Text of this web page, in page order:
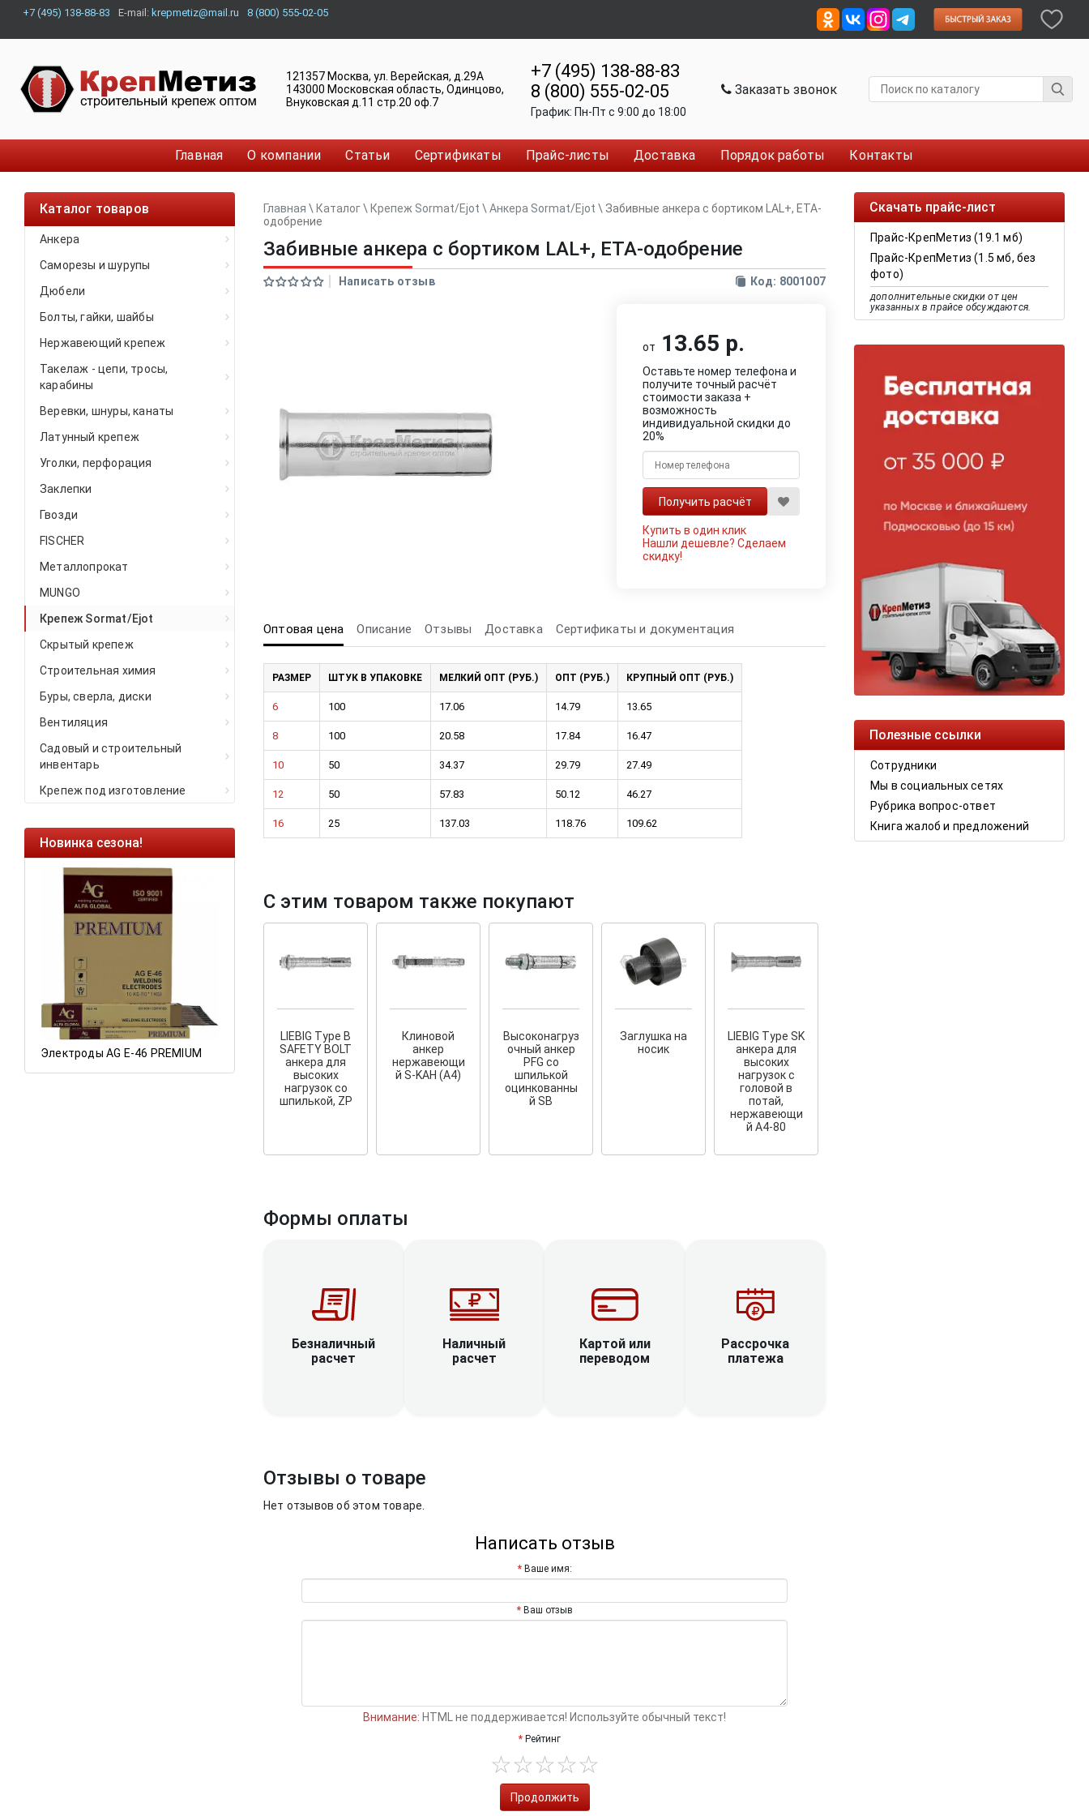
+7 (495) 138-88-83 E-mail: krepmetiz@mail.ru 8 (800) 555-02-05
121357 Москва, ул. Верейская, д.29А
143000 Московская область, Одинцово,
Внуковская д.11 стр.20 оф.7
+7 (495) 138-88-83
8 (800) 555-02-05
График: Пн-Пт c 9:00 до 18:00
Заказать звонок
Главная О компании Статьи Сертификаты Прайс-листы Доставка Порядок работы Контакты
Каталог товаров
Анкера
Саморезы и шурупы
Дюбели
Болты, гайки, шайбы
Нержавеющий крепеж
Такелаж - цепи, тросы,
карабины
Веревки, шнуры, канаты
Латунный крепеж
Уголки, перфорация
Заклепки
Гвозди
FISCHER
Металлопрокат
MUNGO
Крепеж Sormat/Ejot
Скрытый крепеж
Строительная химия
Буры, сверла, диски
Вентиляция
Садовый и строительный
инвентарь
Крепеж под изготовление
Новинка сезона!
Электроды AG E-46 PREMIUM
Ликвидация остатков!
Ликвидация складских
Cкрытый крепеж
У нас появилсяскрытый
крепеж для деревянных террас
Скачать прайс-лист
Прайс-КрепМетиз (19.1 мб)
Прайс-КрепМетиз (1.5 мб, без
фото)
дополнительные скидки от цен
указанных в прайсе обсуждаются.
Полезные ссылки
Сотрудники
Мы в социальных сетях
Рубрика вопрос-ответ
Книга жалоб и предложений
Главная \ Каталог\ Крепеж Sormat/Ejot \ Анкера Sormat/Ejot \ Забивные анкера с бортиком LAL+, ETA-
одобрение
Забивные анкера с бортиком LAL+, ETA-одобрение
Написать отзыв Код: 8001007
от 13.65 р.
Оставьте номер телефона и
получите точный расчёт
стоимости заказа +
возможность
индивидуальной скидки до
20%
Купить в один клик
Нашли дешевле?Сделаем
скидку!
Оптовая цена Описание Отзывы Доставка Сертификаты и документация
РАЗМЕР ШТУК В УПАКОВКЕ МЕЛКИЙ ОПТ (РУБ.) ОПТ (РУБ.) КРУПНЫЙ ОПТ (РУБ.)
6 100 17.06 14.79 13.65
8 100 20.58 17.84 16.47
10 50 34.37 29.79 27.49
12 50 57.83 50.12 46.27
16 25 137.03 118.76 109.62
С этим товаром также покупают
LIEBIG Type B
SAFETY BOLT
анкера для
высоких
нагрузок со
шпилькой, ZP
Клиновой
анкер
нержавеющи
й S-KAH (А4)
Высоконагруз
очный анкер
PFG со
шпилькой
оцинкованны
й SB
Заглушка на
носик
LIEBIG Type SK
анкера для
высоких
нагрузок с
головой в
потай,
нержавеющи
й А4-80
Формы оплаты
Безналичный
расчет
Наличный
расчет
Картой или
переводом
Рассрочка
платежа
Отзывы о товаре
Нет отзывов об этом товаре.
Написать отзыв
Ваше имя:
Ваш отзыв
Внимание: HTML не поддерживается! Используйте обычный текст!
Рейтинг
Продолжить